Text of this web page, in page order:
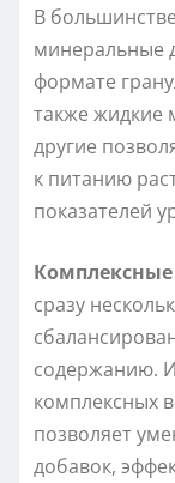
В
минеральные
формате
также жидкие
другие
к питанию
показателей
сразу
содержанию.
комплексных
позволяет
добавок,